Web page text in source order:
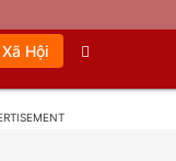
Xã Hội